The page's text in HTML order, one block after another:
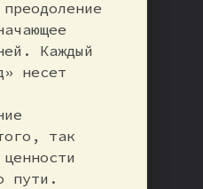
Каждый
несет
так
пути.